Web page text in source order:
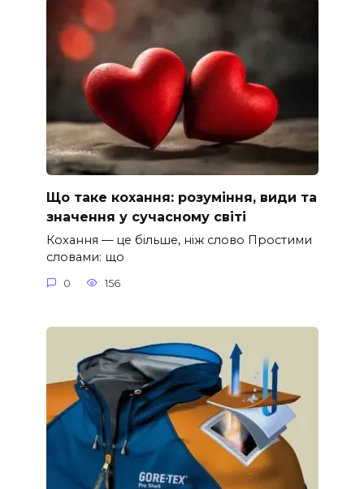
Що таке кохання: розуміння, види та
значення у сучасному світі
Кохання — це більше, ніж слово Простими
словами: що
0 156